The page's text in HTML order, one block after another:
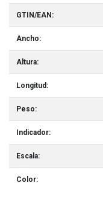
GTIN/EAN:
Ancho:
Altura:
Longitud:
Peso:
Indicador:
Escala:
Color: